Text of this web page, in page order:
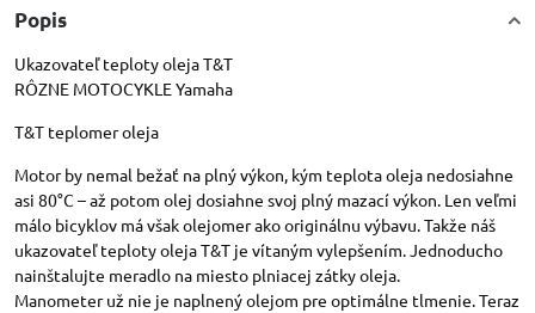
Popis
Ukazovateľ teploty oleja T&T
RÔZNE MOTOCYKLE Yamaha
T&T teplomer oleja
Motor by nemal bežať na plný výkon, kým teplota oleja nedosiahne
asi 80°C – až potom olej dosiahne svoj plný mazací výkon. Len veľmi
málo bicyklov má však olejomer ako originálnu výbavu. Takže náš
ukazovateľ teploty oleja T&T je vítaným vylepšením. Jednoducho
nainštalujte meradlo na miesto plniacej zátky oleja.
Manometer už nie je naplnený olejom pre optimálne tlmenie. Teraz